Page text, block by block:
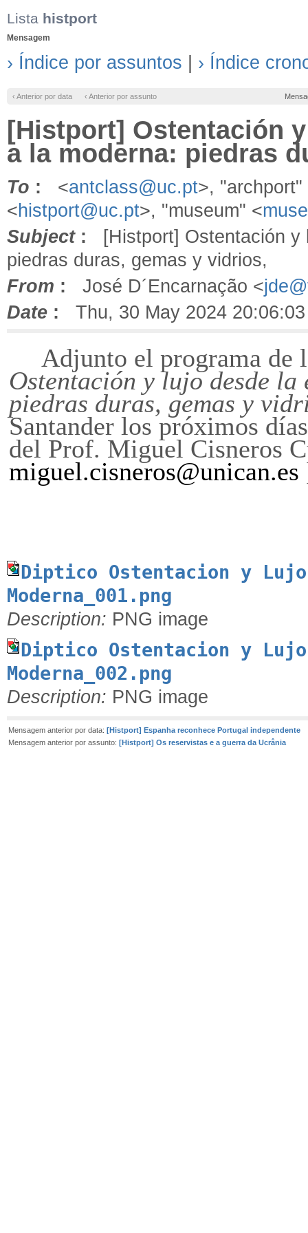
Lista histport
Mensagem
› Índice por assuntos › Índice
‹ Anterior por data ‹ Anterior por assunto
[Histport] Ostentación
a la moderna: piedras
To : <antclass@uc.pt>, "archport"
<histport@uc.pt>, "museum" <
Subject: [Histport] Ostentación y
piedras duras, gemas y vidrios,
From : José D´Encarnação <
Date : Thu, 30 May 2024
Adjunto el programa de
Ostentación y lujo desde
piedras duras, gemas y
Santander los próximos
del Prof. Miguel Cisneros
miguel.cisneros@unican.es
Diptico Ostentacion y
Moderna_001.png
Description: PNG image
Diptico Ostentacion y
Moderna_002.png
Description: PNG image
Mensagem anterior por data: [Histport] Espanha reconhece Portugal independente
Mensagem anterior por assunto: [Histport] Os reservistas e a guerra da Ucrânia